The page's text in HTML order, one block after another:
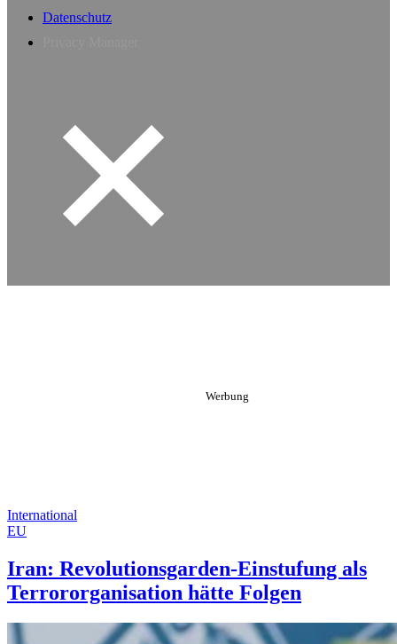
Datenschutz
International
EU
Iran: Revolutionsgarden-Einstufung als
Terrororganisation hätte Folgen